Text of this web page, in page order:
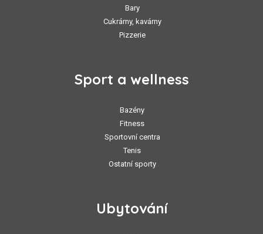
Bary
Cukrárny, kavárny
Pizzerie
Sport a wellness
Bazény
Fitness
Sportovní centra
Tenis
Ostatní sporty
Ubytování